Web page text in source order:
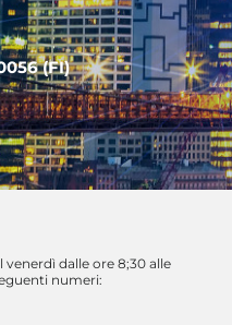
(FI)
venerdì dalle ore 8;30 alle
numeri: